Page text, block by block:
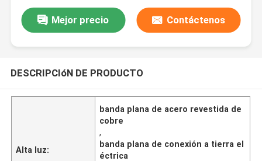
Mejor precio Contáctenos
DESCRIPCIóN DE PRODUCTO
Alta luz:
banda plana de acero revestida de
cobre
,
banda plana de conexión a tierra el
éctrica